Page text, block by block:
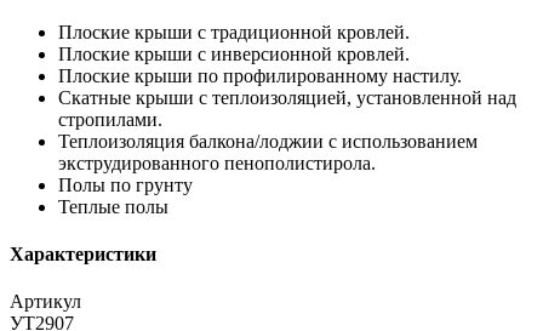
Плоские крыши с традиционной кровлей.
Плоские крыши с инверсионной кровлей.
Плоские крыши по профилированному настилу.
Скатные крыши с теплоизоляцией, установленной над
стропилами.
Теплоизоляция балкона/лоджии с использованием
экструдированного пенополистирола.
Полы по грунту
Теплые полы
Характеристики
Артикул
УТ2907